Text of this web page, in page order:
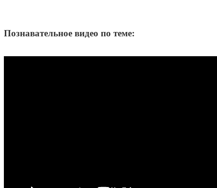
Познавательное видео по теме: